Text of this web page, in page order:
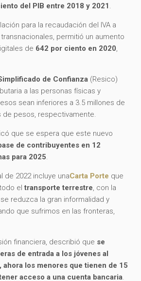
del PIB entre 2018 y 2021 .
para la recaudación del IVA a
permitió un aumento
de 642 por ciento en 2020,
de Confianza (Resico)
a las personas físicas y
sean inferiores a 3.5 millones de
de pesos, respectivamente.
que se espera que este nuevo
de contribuyentes en 12
para 2025.
de 2022 incluye unaCarta Porte que
eltransporte terrestre, con la
reduzca la gran informalidad y
que sufrimos en las fronteras,
financiera, describió que se
de entrada a los jóvenes al
ahora los menores que tienen de 15
acceso a una cuenta bancaria.